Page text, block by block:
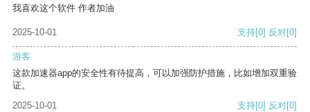
我喜欢这个软件 作者加油
2025-10-01 支持[0] 反对[0]
游客
这款加速器app的安全性有待提高，可以加强防护措施，比如增加双重验
证。
2025-10-01
支持[0] 反对[0]